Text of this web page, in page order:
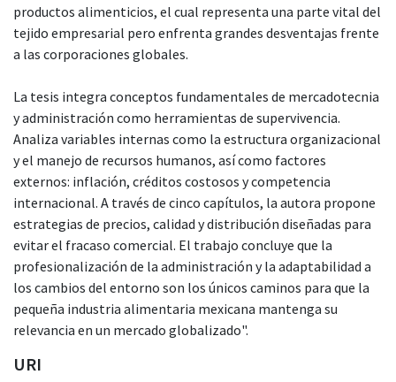
productos alimenticios, el cual representa una parte vital del
tejido empresarial pero enfrenta grandes desventajas frente
a las corporaciones globales.
La tesis integra conceptos fundamentales de mercadotecnia
y administración como herramientas de supervivencia.
Analiza variables internas como la estructura organizacional
y el manejo de recursos humanos, así como factores
externos: inflación, créditos costosos y competencia
internacional. A través de cinco capítulos, la autora propone
estrategias de precios, calidad y distribución diseñadas para
evitar el fracaso comercial. El trabajo concluye que la
profesionalización de la administración y la adaptabilidad a
los cambios del entorno son los únicos caminos para que la
pequeña industria alimentaria mexicana mantenga su
relevancia en un mercado globalizado".
URI